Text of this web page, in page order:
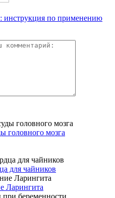
инструкция по применению
головного мозга
для чайников
Ларингита